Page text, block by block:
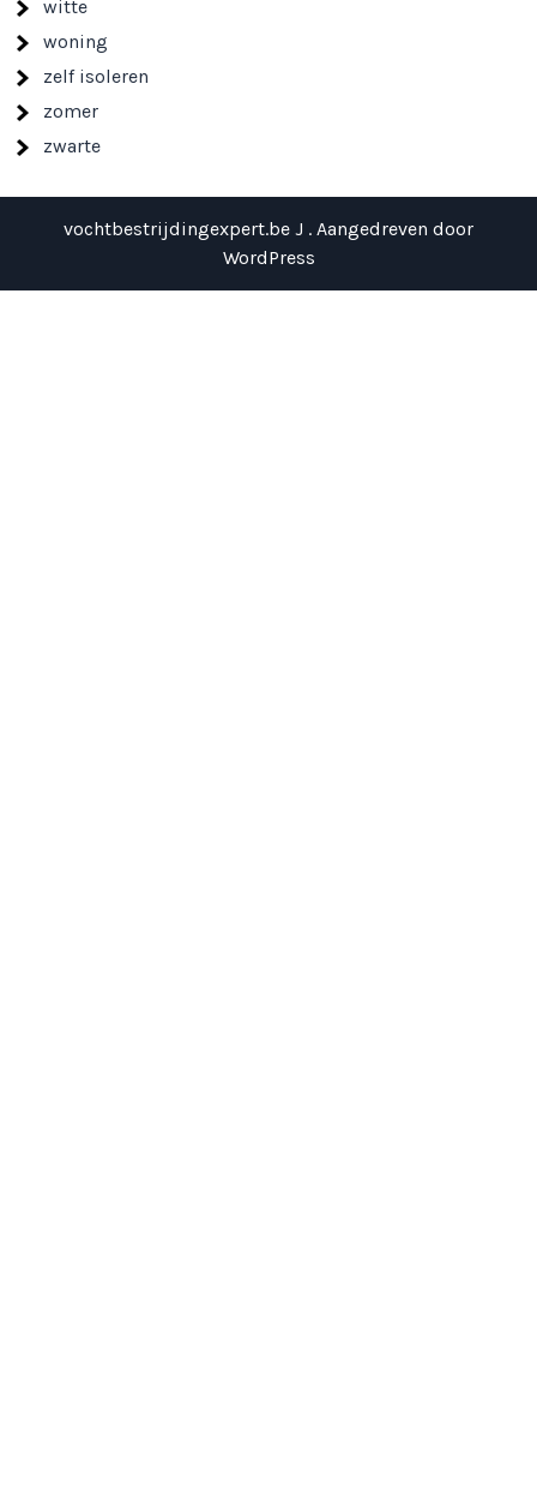
witte
woning
zelf isoleren
zomer
zwarte
vochtbestrijdingexpert.be J . Aangedreven door
WordPress